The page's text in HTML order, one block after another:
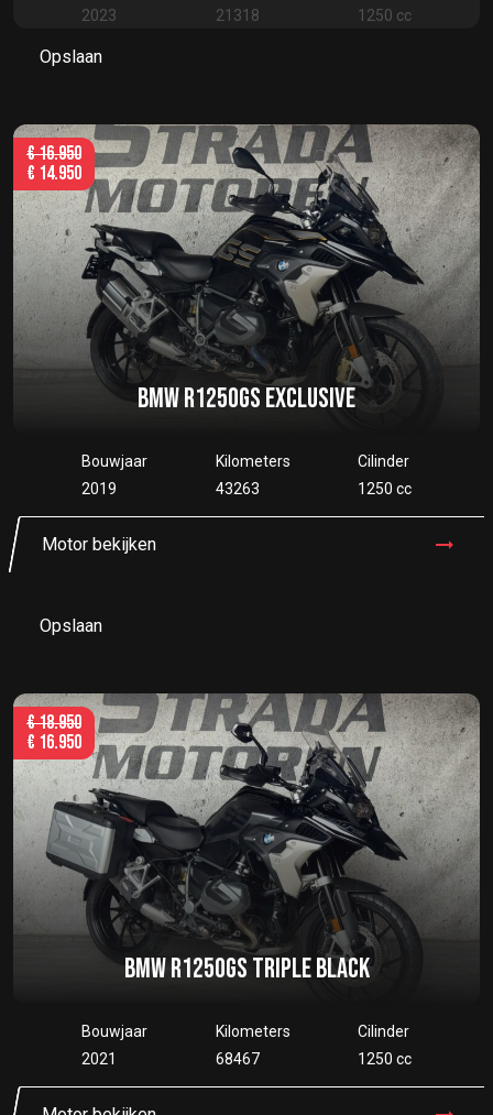
2023
21318
1250 cc
Opslaan
BMW R1250GS EXCLUSIVE
Bouwjaar
2019
Kilometers
43263
Cilinder
1250 cc
Motor bekijken
€16.950
€ 14.950
Opslaan
BMW R1250GS TRIPLE BLACK
Bouwjaar
2021
Kilometers
68467
Cilinder
1250 cc
€18.950
€ 16.950